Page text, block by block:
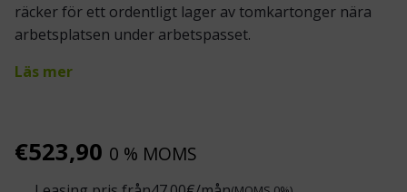
räcker för ett ordentligt lager av tomkartonger nära
arbetsplatsen under arbetspasset.
Läs mer
€523,90 0 % MOMS